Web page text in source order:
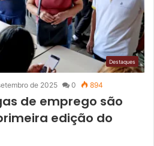
Destaques
de 2025 0 894
de emprego são
edição do